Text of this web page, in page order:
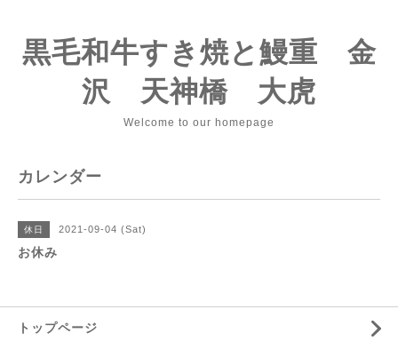
黒毛和牛すき焼と鰻重 金
沢 天神橋 大虎
Welcome to our homepage
カレンダー
休日 2021-09-04 (Sat)
お休み
トップページ